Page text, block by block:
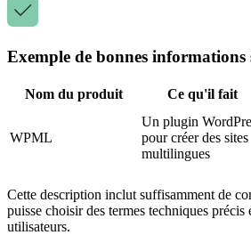
Exemple de bonnes
Nom du produit Ce qu'il fait
WPML
Un plugin
pour créer des sites
multilingues
Cette description inclut suffisamment de
puisse choisir des termes techniques précis
utilisateurs.